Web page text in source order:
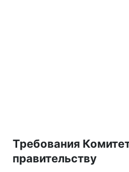
Требования
правительству